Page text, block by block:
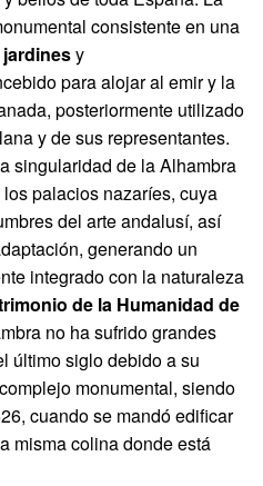
consistente en una
jardinesy
para alojar al emir y la
posteriormente utilizado
y de sus representantes.
singularidad de la Alhambra
palacios nazaríes, cuya
del arte andalusí, así
generando un
integrado con la naturaleza
de la Humanidad de
no ha sufrido grandes
último siglo debido a su
monumental, siendo
cuando se mandó edificar
misma colina donde está